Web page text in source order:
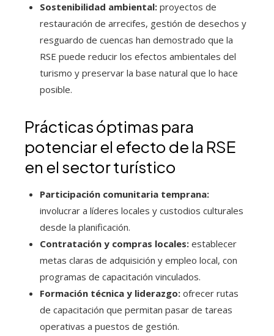
Sostenibilidad ambiental: proyectos de
restauración de arrecifes, gestión de desechos y
resguardo de cuencas han demostrado que la
RSE puede reducir los efectos ambientales del
turismo y preservar la base natural que lo hace
posible.
Prácticas óptimas para
potenciar el efecto de la RSE
en el sector turístico
Participación comunitaria temprana:
involucrar a líderes locales y custodios culturales
desde la planificación.
Contratación y compras locales: establecer
metas claras de adquisición y empleo local, con
programas de capacitación vinculados.
Formación técnica y liderazgo: ofrecer rutas
de capacitación que permitan pasar de tareas
operativas a puestos de gestión.